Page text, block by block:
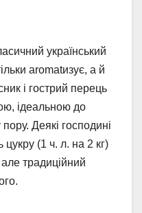
український
aromatизує, а й
і гострий перець
ідеальною до
Деякі господині
цукру (1 ч. л. на 2 кг)
традиційний